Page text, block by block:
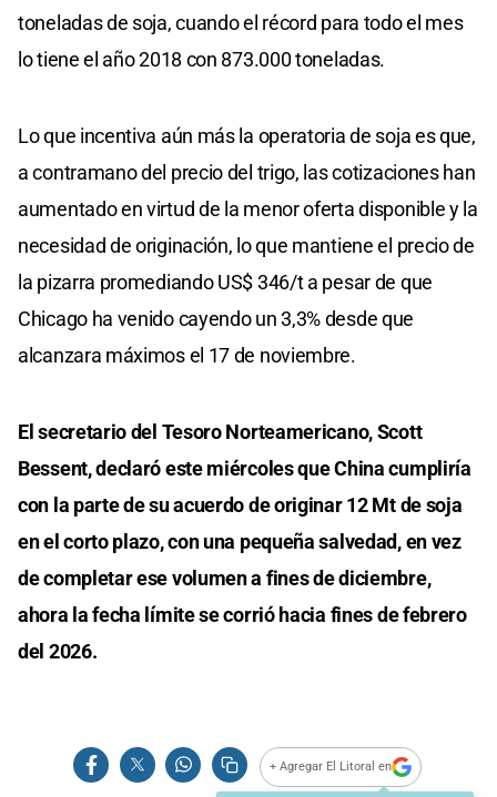
toneladas de soja, cuando el récord para todo el mes
lo tiene el año 2018 con 873.000 toneladas.
Lo que incentiva aún más la operatoria de soja es que,
a contramano del precio del trigo, las cotizaciones han
aumentado en virtud de la menor oferta disponible y la
necesidad de originación, lo que mantiene el precio de
la pizarra promediando US$ 346/t a pesar de que
Chicago ha venido cayendo un 3,3% desde que
alcanzara máximos el 17 de noviembre.
El secretario del Tesoro Norteamericano, Scott
Bessent, declaró este miércoles que China cumpliría
con la parte de su acuerdo de originar 12 Mt de soja
en el corto plazo, con una pequeña salvedad, en vez
de completar ese volumen a fines de diciembre,
ahora la fecha límite se corrió hacia fines de febrero
del 2026.
+ Agregar El Litoral en